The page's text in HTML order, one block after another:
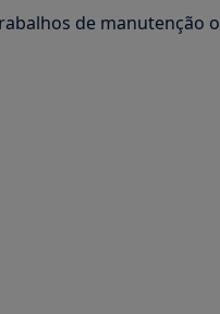
de manutenção